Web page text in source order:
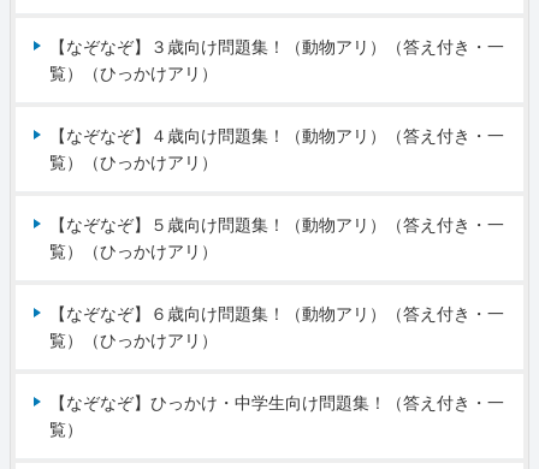
【なぞなぞ】３歳向け問題集！（動物アリ）（答え付き・一
覧）（ひっかけアリ）
【なぞなぞ】４歳向け問題集！（動物アリ）（答え付き・一
覧）（ひっかけアリ）
【なぞなぞ】５歳向け問題集！（動物アリ）（答え付き・一
覧）（ひっかけアリ）
【なぞなぞ】６歳向け問題集！（動物アリ）（答え付き・一
覧）（ひっかけアリ）
【なぞなぞ】ひっかけ・中学生向け問題集！（答え付き・一
覧）